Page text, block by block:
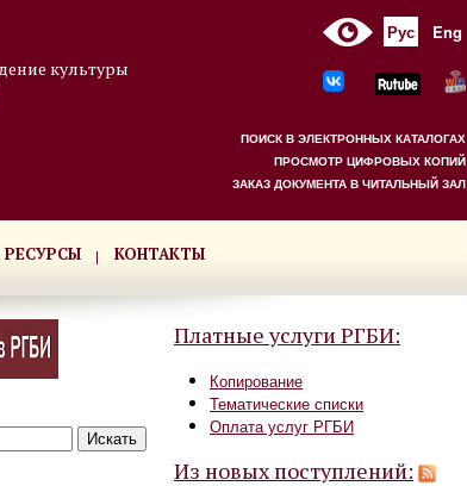
культуры
Рус Eng
ПОИСК В ЭЛЕКТРОННЫХ КАТАЛОГАХ
ПРОСМОТР ЦИФРОВЫХ КОПИЙ
ЗАКАЗ ДОКУМЕНТА В ЧИТАЛЬНЫЙ ЗАЛ
КОНТАКТЫ
Платные услуги РГБИ:
Копирование
Тематические списки
Оплата услуг РГБИ
Из новых поступлений: